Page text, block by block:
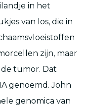
in het
van los, die in
zijn, maar
tumor. Dat
genoemd. John
genomica van